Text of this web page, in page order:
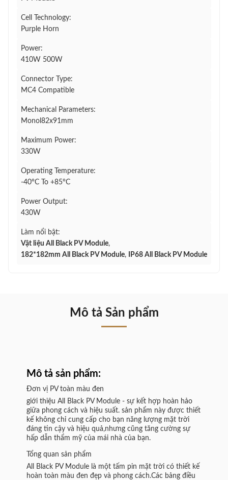
Cell Technology:
Purple Horn
Power:
410W 500W
Connector Type:
MC4 Compatible
Mechanical Parameters:
Monol82x91mm
Maximum Power:
330W
Operating Temperature:
-40°C To +85°C
Power Output:
430W
Làm nổi bật:
Vật liệu All Black PV Module,
182*182mm All Black PV Module, IP68 All Black PV Module
Mô tả Sản phẩm
Mô tả sản phẩm:
Đơn vị PV toàn màu đen
giới thiệu All Black PV Module - sự kết hợp hoàn hảo
giữa phong cách và hiệu suất. sản phẩm này được thiết
kế không chỉ cung cấp cho bạn năng lượng mặt trời
đáng tin cậy và hiệu quả,nhưng cũng tăng cường sự
hấp dẫn thẩm mỹ của mái nhà của bạn.
Tổng quan sản phẩm
All Black PV Module là một tấm pin mặt trời có thiết kế
hoàn toàn màu đen đẹp và phong cách.Các bảng điều